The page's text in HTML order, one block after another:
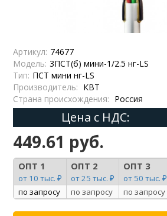
Артикул: 74677
Модель: 3ПСТ(б) мини-1/2.5 нг-LS
Тип: ПСТ мини нг-LS
Производитель: КВТ
Страна происхождения: Россия
Цена с НДС:
449.61 руб.
ОПТ 1
от 10 тыс. ₽
ОПТ 2
от 25 тыс. ₽
ОПТ 3
от 50 тыс. ₽
по запросу
по запросу по запросу